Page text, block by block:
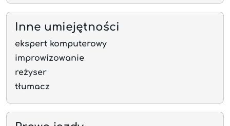
Inne umiejętności
ekspert komputerowy
improwizowanie
reżyser
tłumacz